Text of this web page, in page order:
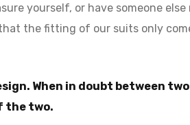
yourself, or have someone
the fitting of our suits only
When in doubt between
the two.